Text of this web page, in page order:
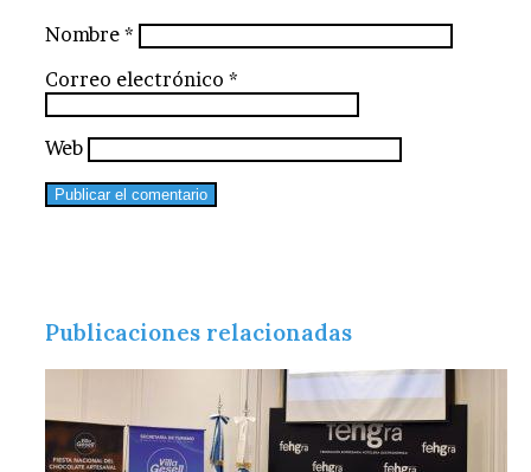
Nombre *
Correo electrónico *
Web
Publicaciones relacionadas